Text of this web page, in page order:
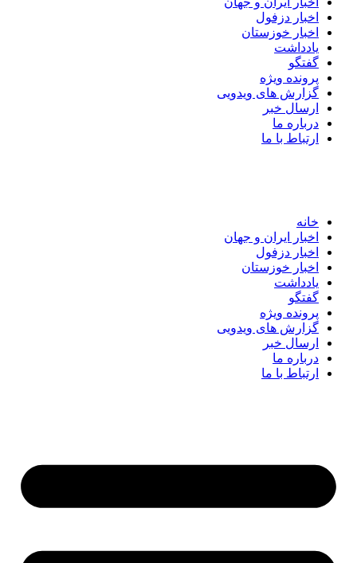
اخبار دزفول
اخبار خوزستان
یادداشت
گفتگو
پرونده ویژه
گزارش های ویدویی
ارسال خبر
درباره ما
ارتباط با ما
خانه
اخبار ایران و جهان
اخبار دزفول
اخبار خوزستان
یادداشت
گفتگو
پرونده ویژه
گزارش های ویدویی
ارسال خبر
درباره ما
ارتباط با ما